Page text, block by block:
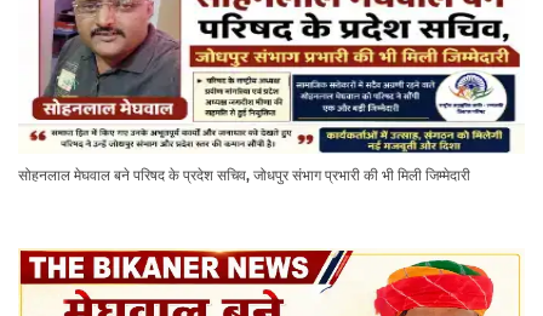
सोहनलाल मेघवाल बने परिषद के प्रदेश सचिव, जोधपुर संभाग प्रभारी की भी मिली जिम्मेदारी